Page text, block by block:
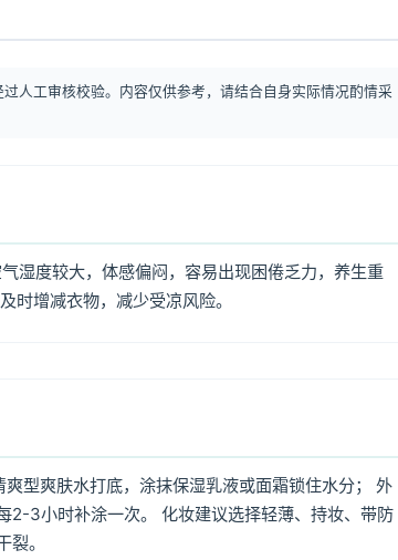
人工审核校验。内容仅供参考，请结合自身实际情况酌情采
度较大，体感偏闷，容易出现困倦乏力，养生重
时增减衣物，减少受凉风险。
型爽肤水打底，涂抹保湿乳液或面霜锁住水分； 外
2-3小时补涂一次。 化妆建议选择轻薄、持妆、带防
。